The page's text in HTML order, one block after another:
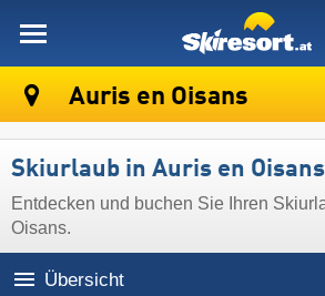
Auris en Oisans
Skiurlaub in Auris en Oisans
Entdecken und buchen Sie Ihren
Oisans.
Übersicht